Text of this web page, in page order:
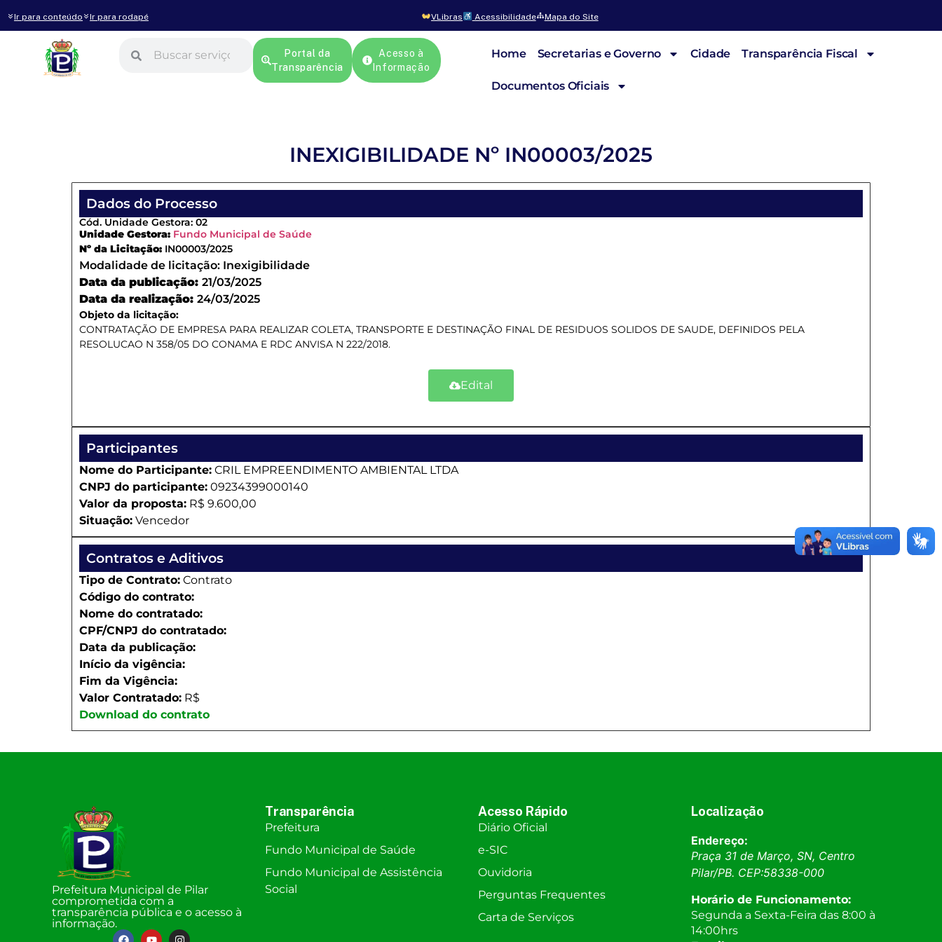
Ir para conteúdo Ir para rodapé VLibras Acessibilidade Mapa do Site
Portal da
Transparência
Acesso à
Informação
Home Secretarias e Governo Cidade Transparência Fiscal
Documentos Oficiais
INEXIGIBILIDADE Nº IN00003/2025
Dados do Processo
Cód. Unidade Gestora: 02
Unidade Gestora: Fundo Municipal de Saúde
Nº da Licitação: IN00003/2025
Modalidade de licitação: Inexigibilidade
Data da publicação: 21/03/2025
Data da realização: 24/03/2025
Objeto da licitação:
CONTRATAÇÃO DE EMPRESA PARA REALIZAR COLETA, TRANSPORTE E DESTINAÇÃO FINAL DE RESIDUOS SOLIDOS DE SAUDE, DEFINIDOS PELA
RESOLUCAO N 358/05 DO CONAMA E RDC ANVISA N 222/2018.
Edital
Participantes
Nome do Participante: CRIL EMPREENDIMENTO AMBIENTAL LTDA
CNPJ do participante: 09234399000140
Valor da proposta: R$ 9.600,00
Situação: Vencedor
Contratos e Aditivos
Tipo de Contrato: Contrato
Código do contrato:
Nome do contratado:
CPF/CNPJ do contratado:
Data da publicação:
Início da vigência:
Fim da Vigência:
Valor Contratado: R$
Download do contrato
Prefeitura Municipal de Pilar
comprometida com a
transparência pública e o acesso à
informação.
Transparência
Prefeitura
Fundo Municipal de Saúde
Fundo Municipal de Assistência
Social
Acesso Rápido
Diário Oficial
e-SIC
Ouvidoria
Perguntas Frequentes
Carta de Serviços
Localização
Endereço:
Praça 31 de Março, SN, Centro
Pilar/PB. CEP:58338-000
Horário de Funcionamento:
Segunda a Sexta-Feira das 8:00 à
14:00hrs